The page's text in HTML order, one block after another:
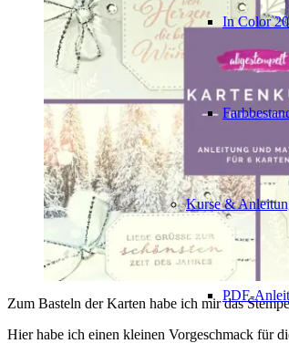
In Color
Kurse &
PDF-
Zum Basteln der Karten habe ich mir das
Hier habe ich einen kleinen Vorgeschmack für